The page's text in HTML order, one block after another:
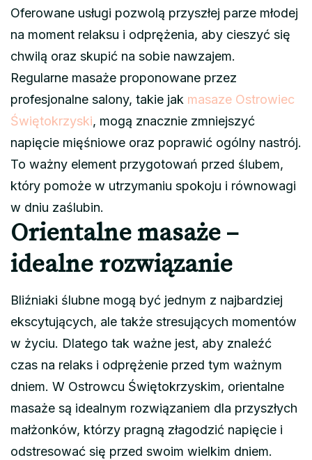
Oferowane usługi pozwolą przyszłej parze młodej
na moment relaksu i odprężenia, aby cieszyć się
chwilą oraz skupić na sobie nawzajem.
Regularne masaże proponowane przez
profesjonalne salony, takie jak masaze Ostrowiec
Świętokrzyski, mogą znacznie zmniejszyć
napięcie mięśniowe oraz poprawić ogólny nastrój.
To ważny element przygotowań przed ślubem,
który pomoże w utrzymaniu spokoju i równowagi
w dniu zaślubin.
Orientalne masaże –
idealne rozwiązanie
Bliźniaki ślubne mogą być jednym z najbardziej
ekscytujących, ale także stresujących momentów
w życiu. Dlatego tak ważne jest, aby znaleźć
czas na relaks i odprężenie przed tym ważnym
dniem. W Ostrowcu Świętokrzyskim, orientalne
masaże są idealnym rozwiązaniem dla przyszłych
małżonków, którzy pragną złagodzić napięcie i
odstresować się przed swoim wielkim dniem.